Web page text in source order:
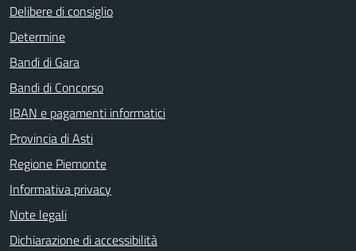
Delibere di consiglio
Determine
Bandi di Gara
Bandi di Concorso
IBAN e pagamenti informatici
Provincia di Asti
Regione Piemonte
Informativa privacy
Note legali
Dichiarazione di accessibilità